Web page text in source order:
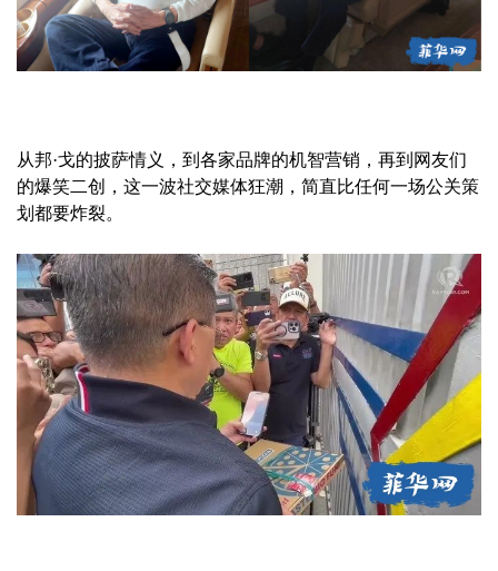
从邦·戈的披萨情义，到各家品牌的机智营销，再到网友们
的爆笑二创，这一波社交媒体狂潮，简直比任何一场公关策
划都要炸裂。